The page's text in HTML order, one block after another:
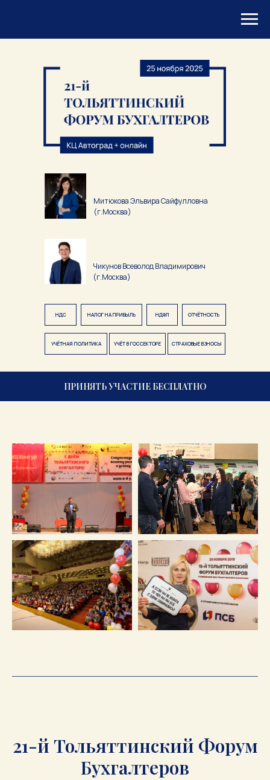
УЧЁТ В ГОССЕКТОРЕ
ОТЧЁТНОСТЬ
УЧЁТНАЯ ПОЛИТИКА СТРАХОВЫЕ ВЗНОСЫ
НДФЛ
НАЛОГ НА ПРИБЫЛЬ
НДС
Чикунов Всеволод Владимирович
(г.Москва)
Митюкова Эльвира Сайфулловна
(г.Москва)
ПРИНЯТЬ УЧАСТИЕ БЕСПЛАТНО
21-й Тольяттинский Форум
Бухгалтеров